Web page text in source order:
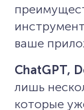
ваше
ChatGPT,
лишь
которые